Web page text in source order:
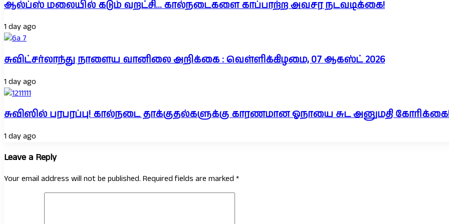
ஆல்ப்ஸ் மலையில் கடும் வறட்சி… கால்நடைகளை காப்பாற்ற அவசர நடவடிக்கை!
1 day ago
சுவிட்சர்லாந்து நாளைய வானிலை அறிக்கை : வெள்ளிக்கிழமை, 07 ஆகஸ்ட் 2026
1 day ago
சுவிஸில் பரபரப்பு! கால்நடை தாக்குதல்களுக்கு காரணமான ஓநாயை சுட அனுமதி
1 day ago
Leave a Reply
Your email address will not be published. Required fields are marked *